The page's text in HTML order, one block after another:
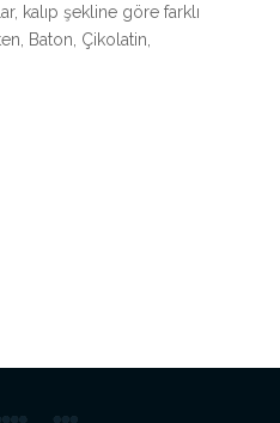
kalıp şekline göre farklı
Baton, Çikolatin,